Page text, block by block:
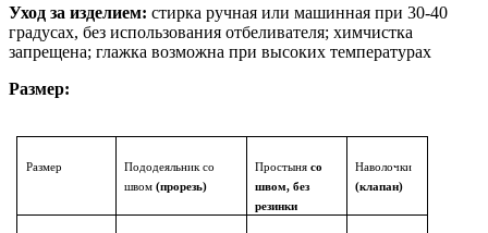
Уход за изделием: стирка ручная или машинная при 30-40
градусах, без использования отбеливателя; химчистка
запрещена; глажка возможна при высоких температурах
Размер:
Размер
Пододеяльник со
швом(прорезь)
Простынясо
швом, без
резинки
Наволочки
(клапан)